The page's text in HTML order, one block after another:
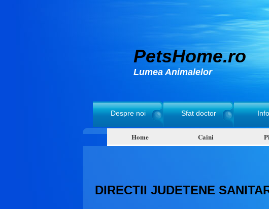
PetsHome.ro
Lumea Animalelor
Despre noi Sfat doctor
Home Caini
DIRECTII JUDETENE